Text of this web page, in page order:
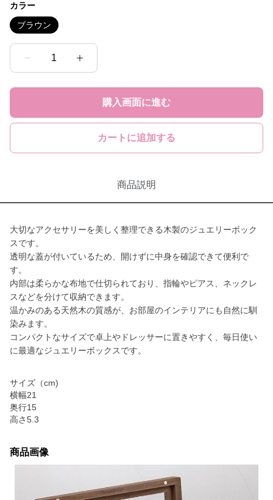
カラー
ブラウン
1
購入画面に進む
カートに追加する
商品説明
大切なアクセサリーを美しく整理できる木製のジュエリーボック
スです。
透明な蓋が付いているため、開けずに中身を確認できて便利で
す。
内部は柔らかな布地で仕切られており、指輪やピアス、ネックレ
スなどを分けて収納できます。
温かみのある天然木の質感が、お部屋のインテリアにも自然に馴
染みます。
コンパクトなサイズで卓上やドレッサーに置きやすく、毎日使い
に最適なジュエリーボックスです。
サイズ（cm)
横幅21
奥行15
高さ5.3
商品画像